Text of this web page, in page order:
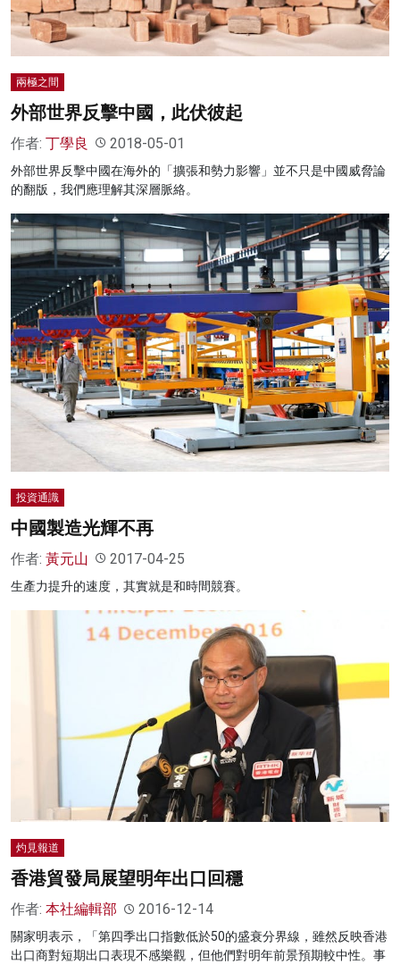
兩極之間
外部世界反擊中國，此伏彼起
作者: 丁學良 2018-05-01
外部世界反擊中國在海外的「擴張和勢力影響」並不只是中國威脅論
的翻版，我們應理解其深層脈絡。
投資通識
中國製造光輝不再
作者: 黃元山 2017-04-25
生產力提升的速度，其實就是和時間競賽。
灼見報道
香港貿發局展望明年出口回穩
作者: 本社編輯部 2016-12-14
關家明表示，「第四季出口指數低於50的盛衰分界線，雖然反映香港
出口商對短期出口表現不感樂觀，但他們對明年前景預期較中性。事